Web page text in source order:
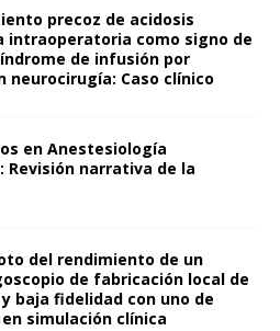
precoz de acidosis
intraoperatoria como signo de
de infusión por
neurocirugía: Caso clínico
en Anestesiología
Revisión narrativa de la
del rendimiento de un
de fabricación local de
baja fidelidad con uno de
simulación clínica